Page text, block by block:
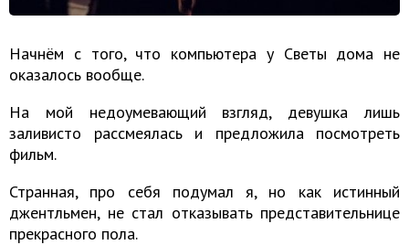
Начнём с того, что компьютера у Светы дома не
оказалось вообще.
На мой недоумевающий взгляд, девушка лишь
заливисто рассмеялась и предложила посмотреть
фильм.
Странная, про себя подумал я, но как истинный
джентльмен, не стал отказывать представительнице
прекрасного пола.